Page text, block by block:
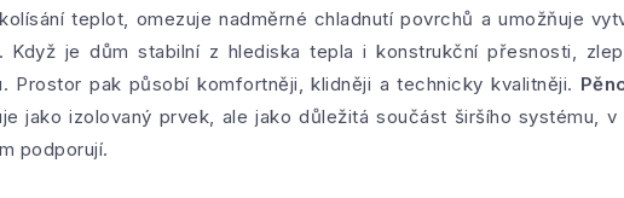
teplot, omezuje nadměrné chladnutí povrchů a umožňuje
Když je dům stabilní z hlediska tepla i konstrukční přesnosti,
Prostor pak působí komfortněji, klidněji a technicky kvalitněji.
jako izolovaný prvek, ale jako důležitá součást širšího systému,
podporují.